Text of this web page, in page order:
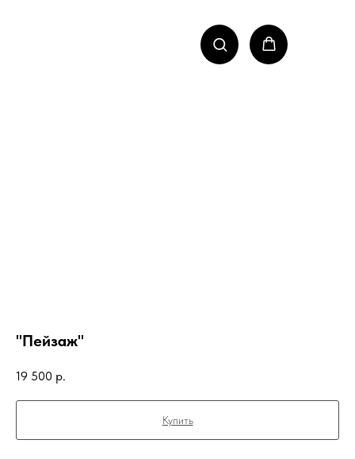
"Пейзаж"
19 500 р.
Купить